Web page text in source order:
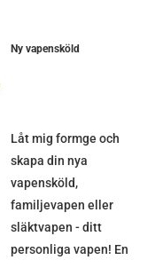
Ny vapensköld
Låt mig formge och
skapa din nya
vapensköld,
familjevapen eller
släktvapen - ditt
personliga vapen! En